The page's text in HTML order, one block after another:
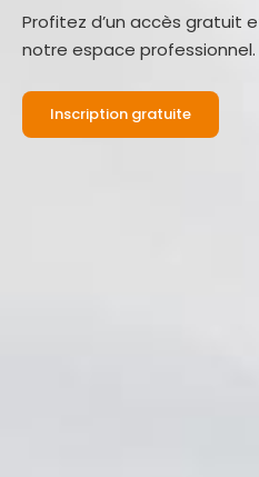
Profitez d’un accès gratuit
notre espace professionnel.
Inscription gratuite